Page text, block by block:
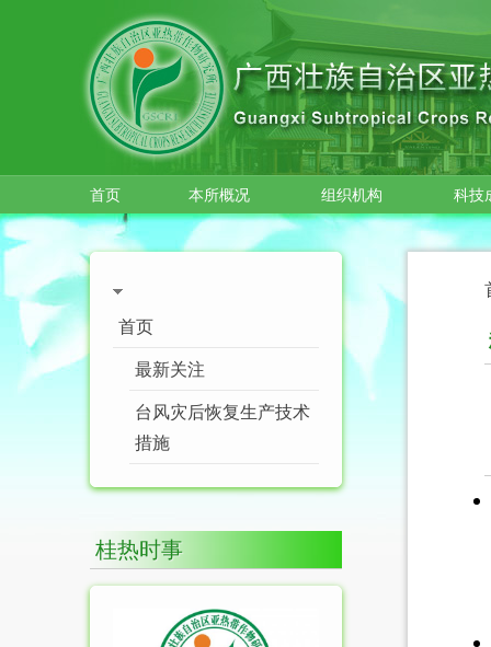
首页 本所概况 组织机构 科技
首页
最新关注
台风灾后恢复生产技术
措施
桂热时事